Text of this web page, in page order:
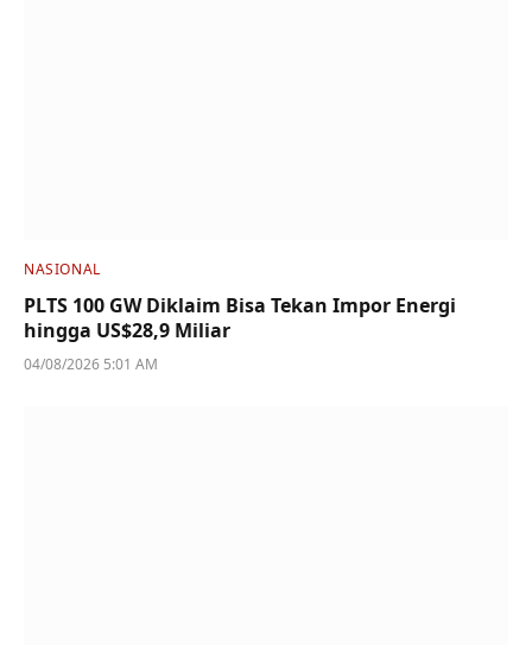
NASIONAL
PLTS 100 GW Diklaim Bisa Tekan Impor Energi
hingga US$28,9 Miliar
04/08/2026 5:01 AM